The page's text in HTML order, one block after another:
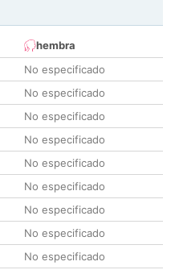
hembra
No especificado
No especificado
No especificado
No especificado
No especificado
No especificado
No especificado
No especificado
No especificado